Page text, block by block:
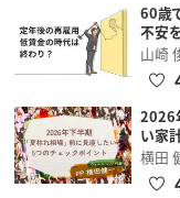
60歳
不安
山崎
2026
い家
横田